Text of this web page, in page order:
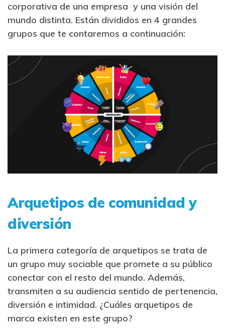
corporativa de una empresa y una visión del
mundo distinta. Están divididos en 4 grandes
grupos que te contaremos a continuación:
Arquetipos de comunidad y
diversión
La primera categoría de arquetipos se trata de
un grupo muy sociable que promete a su público
conectar con el resto del mundo. Además,
transmiten a su audiencia sentido de pertenencia,
diversión e intimidad. ¿Cuáles arquetipos de
marca existen en este grupo?